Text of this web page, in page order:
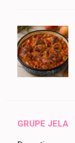
GRUPE JELA